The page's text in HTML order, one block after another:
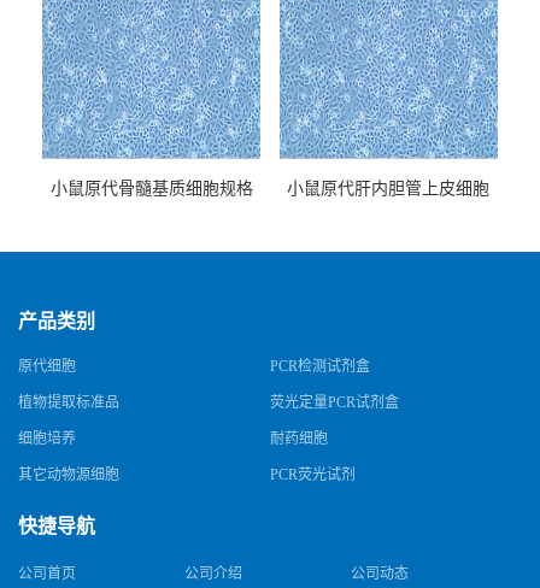
小鼠原代骨髓基质细胞规格
小鼠原代肝内胆管上皮细胞
产品类别
原代细胞 PCR检测试剂盒
植物提取标准品 荧光定量PCR试剂盒
细胞培养 耐药细胞
其它动物源细胞 PCR荧光试剂
快捷导航
公司首页 公司介绍 公司动态